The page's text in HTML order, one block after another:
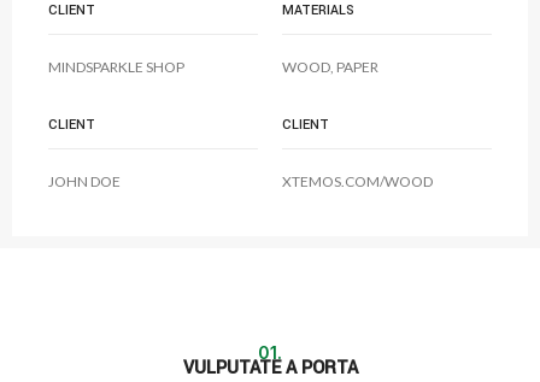
CLIENT MATERIALS
MINDSPARKLE SHOP WOOD, PAPER
CLIENT CLIENT
JOHN DOE XTEMOS.COM/WOOD
01.
VULPUTATE A PORTA